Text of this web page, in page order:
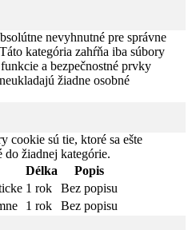
nevyhnutné pre správne
kategória zahŕňa iba súbory
a bezpečnostné prvky
žiadne osobné
cookie sú tie, ktoré sa ešte
do žiadnej kategórie.
Délka
Popis
1 rok
Bez popisu
1 rok
Bez popisu